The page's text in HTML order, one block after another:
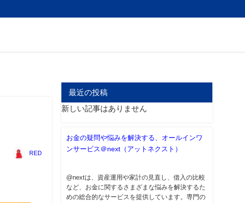
RED
最近の投稿
新しい記事はありません
お金の疑問や悩みを解決する、オールインワ
ンサービス＠next（アットネクスト）
@nextは、資産運用や家計の見直し、借入の比較
など、お金に関するさまざまな悩みを解決するた
めの総合的なサービスを提供しています。専門の